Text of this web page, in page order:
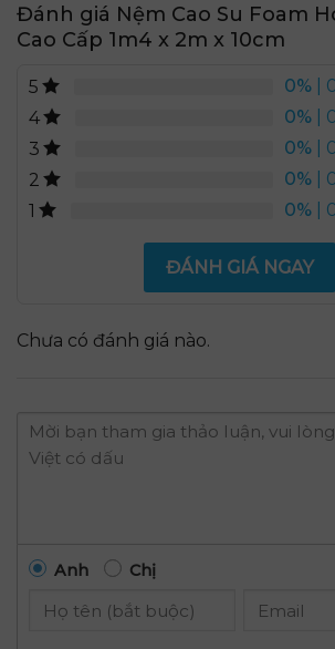
Đánh giá Nệm Cao Su Foam
Cao Cấp 1m4 x 2m x 10cm
5 0% |
4
0% |
3
0% |
2
0% |
1
0% |
ĐÁNH GIÁ NGAY
Chưa có đánh giá nào.
Anh Chị